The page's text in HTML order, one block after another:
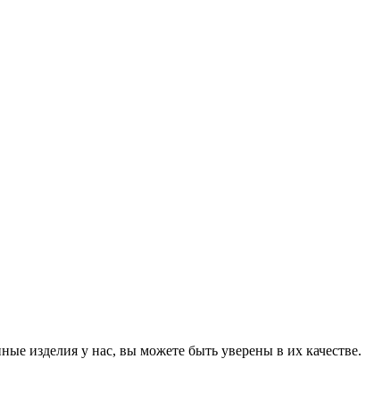
изделия у нас, вы можете быть уверены в их качестве.